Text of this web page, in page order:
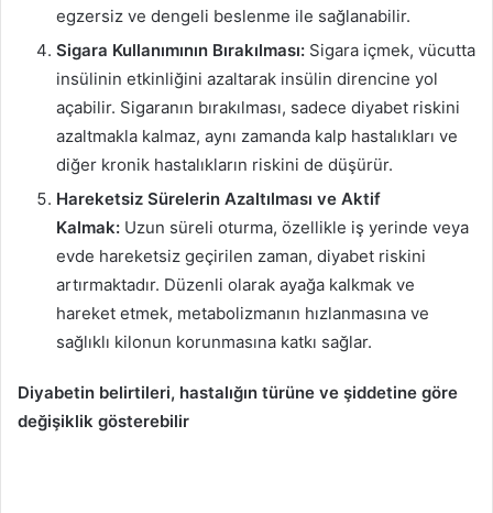
egzersiz ve dengeli beslenme ile sağlanabilir.
Sigara Kullanımının Bırakılması: Sigara içmek, vücutta
insülinin etkinliğini azaltarak insülin direncine yol
açabilir. Sigaranın bırakılması, sadece diyabet riskini
azaltmakla kalmaz, aynı zamanda kalp hastalıkları ve
diğer kronik hastalıkların riskini de düşürür.
Hareketsiz Sürelerin Azaltılması ve Aktif
Kalmak: Uzun süreli oturma, özellikle iş yerinde veya
evde hareketsiz geçirilen zaman, diyabet riskini
artırmaktadır. Düzenli olarak ayağa kalkmak ve
hareket etmek, metabolizmanın hızlanmasına ve
sağlıklı kilonun korunmasına katkı sağlar.
Diyabetin belirtileri, hastalığın türüne ve şiddetine göre
değişiklik gösterebilir